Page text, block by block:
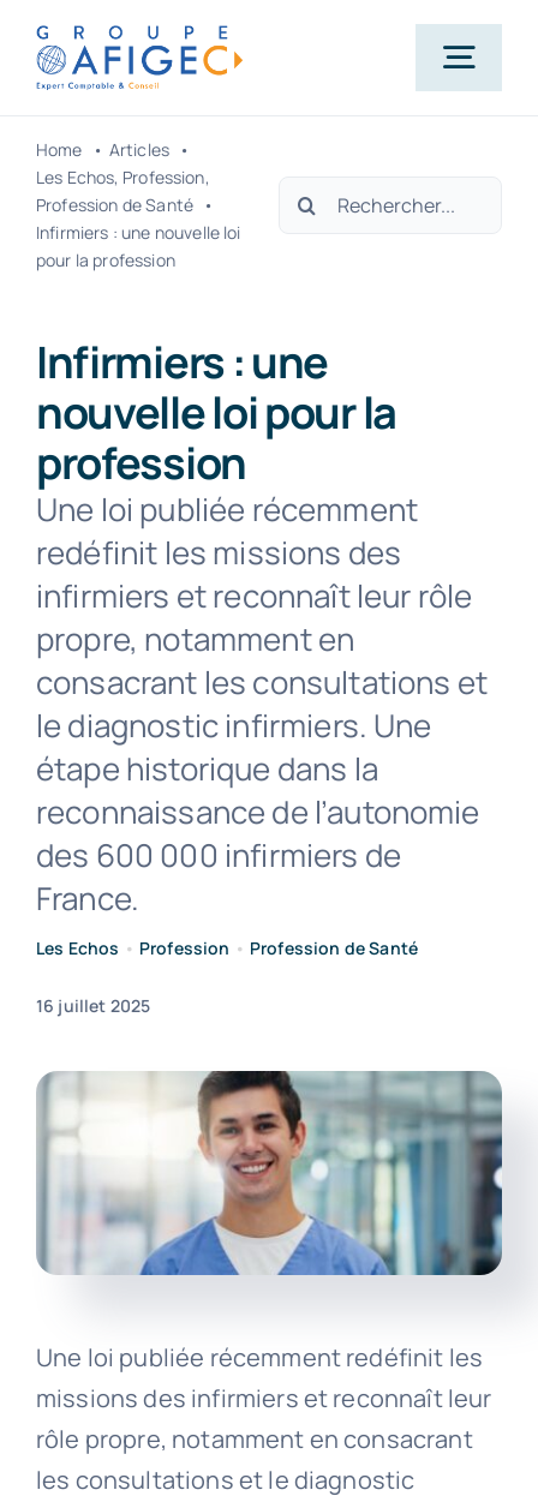
Passer
contenu
Qui-sommes-nous ?
Actualités
Carrière
Contact
Home
Articles
Les Echos Profession
Profession de Santé
Infirmiers : une nouvelle loi
pour la profession
Rechercher:
Infirmiers : une
nouvelle loi pour la
profession
Une loi publiée récemment
redéfinit les missions des
infirmiers et reconnaît leur rôle
propre, notamment en
consacrant les consultations et
le diagnostic infirmiers. Une
étape historique dans la
reconnaissance de l’autonomie
des 600 000 infirmiers de
France.
Les Echos • Profession • Profession de Santé
16 juillet 2025
Une loi publiée récemment redéfinit les
missions des infirmiers et reconnaît leur
rôle propre, notamment en consacrant
les consultations et le diagnostic